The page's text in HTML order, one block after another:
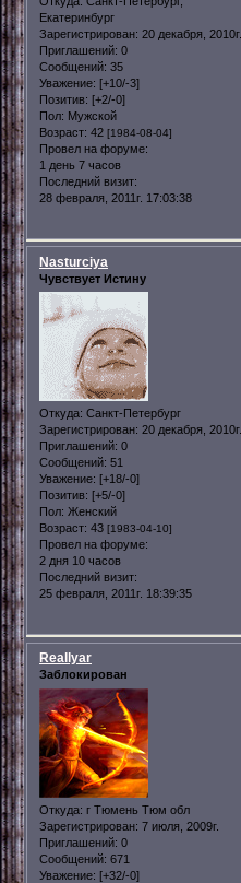
Екатеринбург
Зарегистрирован: 20 декабря, 2010г.
Приглашений: 0
Сообщений: 35
Уважение: [+10/-3]
Позитив: [+2/-0]
Пол: Мужской
Возраст: 42 [1984-08-04]
Провел на форуме:
1 день 7 часов
Последний визит:
28 февраля, 2011г. 17:03:38
Nasturciya
Чувствует Истину
Откуда: Санкт-Петербург
Зарегистрирован: 20 декабря, 2010г.
Приглашений: 0
Сообщений: 51
Уважение: [+18/-0]
Позитив: [+5/-0]
Пол: Женский
Возраст: 43 [1983-04-10]
Провел на форуме:
2 дня 10 часов
Последний визит:
25 февраля, 2011г. 18:39:35
Reallyar
Заблокирован
Откуда: г Тюмень Тюм обл
Зарегистрирован: 7 июля, 2009г.
Приглашений: 0
Сообщений: 671
Уважение: [+32/-0]